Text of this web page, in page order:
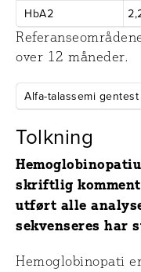
HbA2
over 12 måneder.
Alfa-talassemi gentest
Tolkning
skriftlig
utført alle
sekvenseres har
Hemoglobinopati